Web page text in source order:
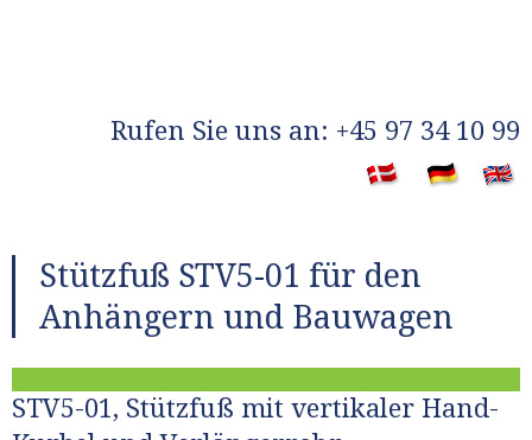
​Rufen Sie uns an: +45 97 34 10 99
Stützfuß STV5-01​ für den
Anhängern und Bauwagen
STV5-01, Stützfuß mit vertikaler Hand-